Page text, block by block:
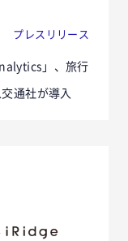
プレスリリース
」、旅行
通社が導入